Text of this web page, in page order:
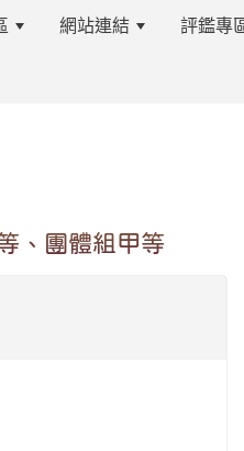
網站連結 評鑑專
、團體組甲等